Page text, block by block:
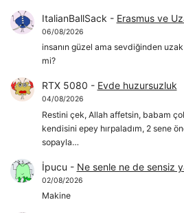
ItalianBallSack - Erasmus ve
06/08/2026
insanın güzel ama sevdiğinden
mi?
RTX 5080 - Evde huzursuzluk
04/08/2026
Restini çek, Allah affetsin, babam
kendisini epey hırpaladım, 2 sene
sopayla…
İpucu - Ne senle ne de sensiz
02/08/2026
Makine